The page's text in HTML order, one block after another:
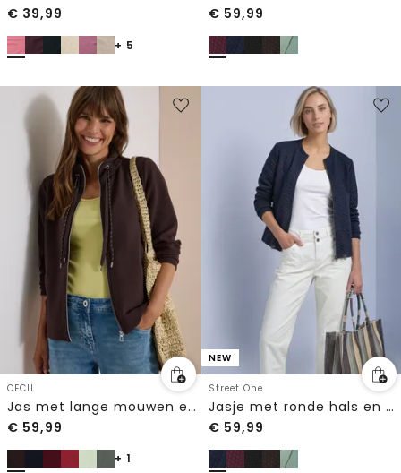
€ 39,99
+ 5
€ 59,99
CECIL
Jas met lange mouwen en ottomanstructuur
€ 59,99
+ 1
NEW
Street One
Jasje met ronde hals en structuur
€ 59,99